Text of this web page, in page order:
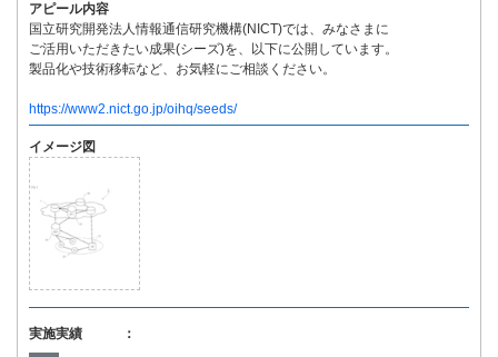
アピール内容
国立研究開発法人情報通信研究機構(NICT)では、みなさまに
ご活用いただきたい成果(シーズ)を、以下に公開しています。
製品化や技術移転など、お気軽にご相談ください。
https://www2.nict.go.jp/oihq/seeds/
イメージ図
実施実績 ：